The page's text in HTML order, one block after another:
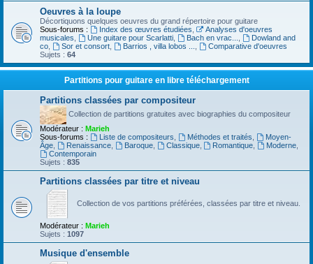
Oeuvres à la loupe
Décortiquons quelques oeuvres du grand répertoire pour guitare
Sous-forums :
Index des œuvres étudiées
Analyses d'oeuvres
musicales
Une guitare pour Scarlatti, Bach en vrac...
Dowland and
co
Sor et consort, Barrios , villa lobos ...
Comparative d'oeuvres
Sujets : 64
Partitions pour guitare en libre téléchargement
Partitions classées par compositeur
Collection de partitions gratuites avec biographies du compositeur
Modérateur : Marieh
Sous-forums :
Liste de compositeurs Méthodes et traités
Moyen-
Âge
Renaissance, Baroque, Classique, Romantique Moderne
Contemporain
Sujets : 835
Partitions classées par titre et niveau
Collection de vos partitions préférées, classées par titre et niveau.
Modérateur : Marieh
Sujets : 1097
Musique d'ensemble